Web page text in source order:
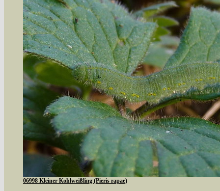
06998 Kleiner Kohlweißling (Pieris rapae)